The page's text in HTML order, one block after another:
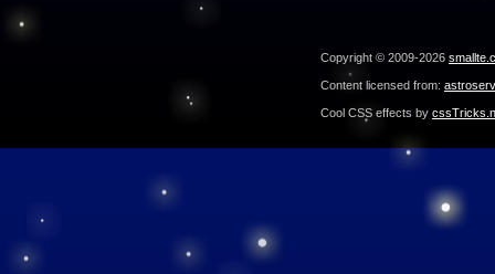
Copyright © 2009-2026
Content licensed from:
Cool CSS effects by